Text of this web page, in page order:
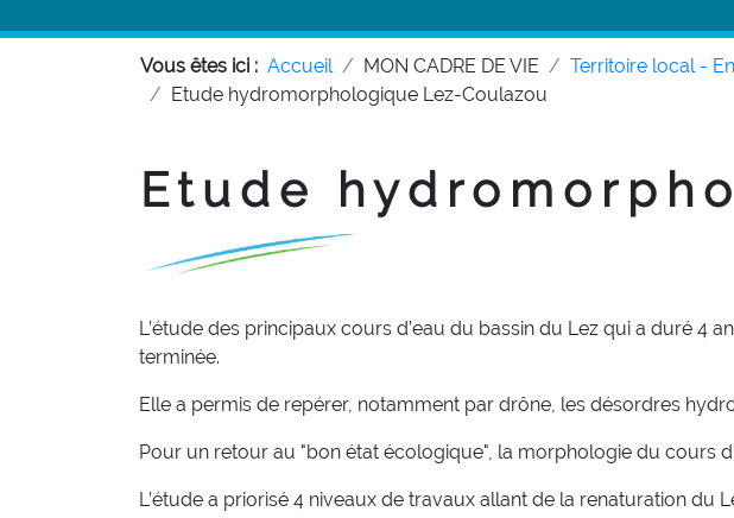
Vous êtes ici : Accueil MON CADRE DE VIE
Territoire local -
Etude hydromorphologique Lez-Coulazou
Etude
L’étude des principaux cours d’eau du bassin du Lez qui a duré 4
terminée.
Elle a permis de repérer, notamment par drône, les désordres
Pour un retour au "bon état écologique", la morphologie du cours
L’étude a priorisé 4 niveaux de travaux allant de la renaturation du